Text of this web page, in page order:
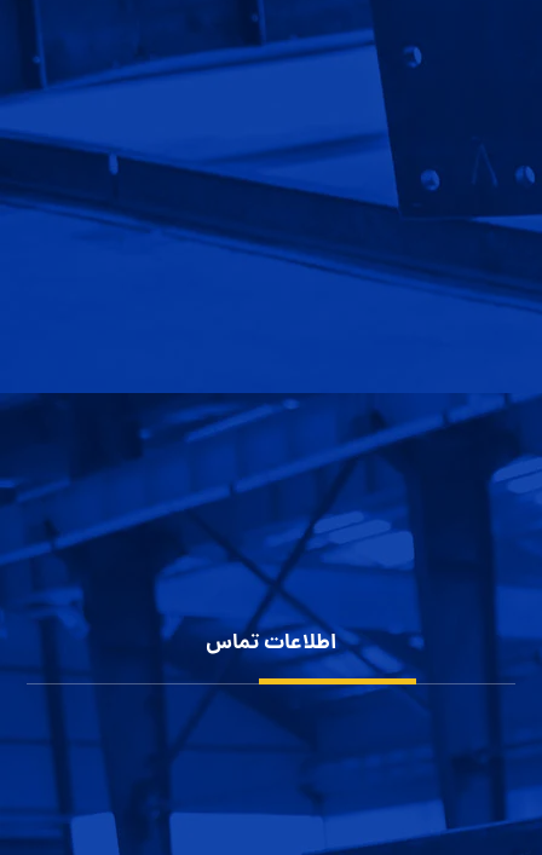
قوانین و مقررات
استخدام
سوله ورزشی
پوشش سقف سوله
سوله سازی
پوشش بدنه سوله
شناخت انواع سوله
حریم خصوصی کاربران
اطلاعات تماس
شهرک صنعتی بزرگ اصفهان، کارآفرینان 10